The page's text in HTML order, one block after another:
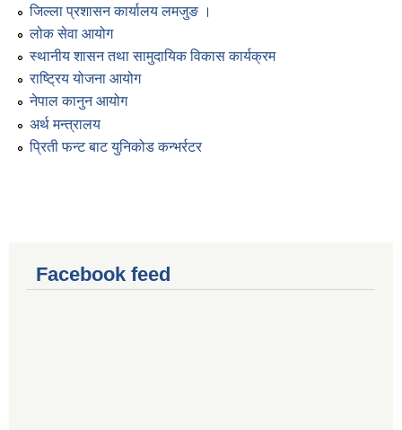
जिल्ला प्रशासन कार्यालय लमजुङ ।
लोक सेवा आयोग
स्थानीय शासन तथा सामुदायिक विकास कार्यक्रम
राष्ट्रिय योजना आयोग
नेपाल कानुन आयोग
अर्थ मन्त्रालय
प्रिती फन्ट बाट युनिकोड कन्भर्रटर
Facebook feed